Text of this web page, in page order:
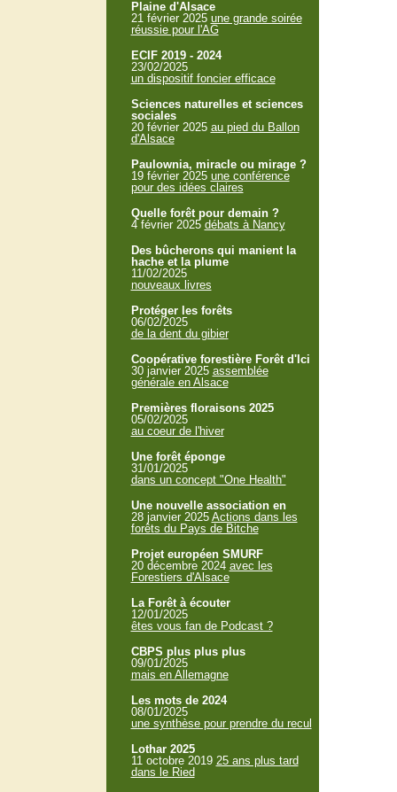
Plaine d'Alsace
21 février 2025 une grande soirée
réussie pour l'AG
ECIF 2019 - 2024
23/02/2025
un dispositif foncier efficace
Sciences naturelles et sciences
sociales
20 février 2025 au pied du Ballon
d'Alsace
Paulownia, miracle ou mirage ?
19 février 2025 une conférence
pour des idées claires
Quelle forêt pour demain ?
4 février 2025 débats à Nancy
Des bûcherons qui manient la
hache et la plume
11/02/2025
nouveaux livres
Protéger les forêts
06/02/2025
de la dent du gibier
Coopérative forestière Forêt d'Ici
30 janvier 2025 assemblée
générale en Alsace
Premières floraisons 2025
05/02/2025
au coeur de l'hiver
Une forêt éponge
31/01/2025
dans un concept "One Health"
Une nouvelle association en
28 janvier 2025 Actions dans les
forêts du Pays de Bitche
Projet européen SMURF
20 décembre 2024 avec les
Forestiers d'Alsace
La Forêt à écouter
12/01/2025
êtes vous fan de Podcast ?
CBPS plus plus plus
09/01/2025
mais en Allemagne
Les mots de 2024
08/01/2025
une synthèse pour prendre du recul
Lothar 2025
11 octobre 2019 25 ans plus tard
dans le Ried